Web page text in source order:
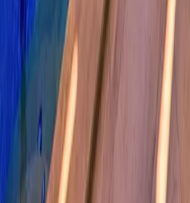
Ara Favoriler